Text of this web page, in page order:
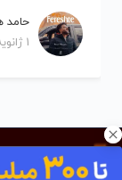
حامد
1 ژانویه 2026
کلیه حقوق